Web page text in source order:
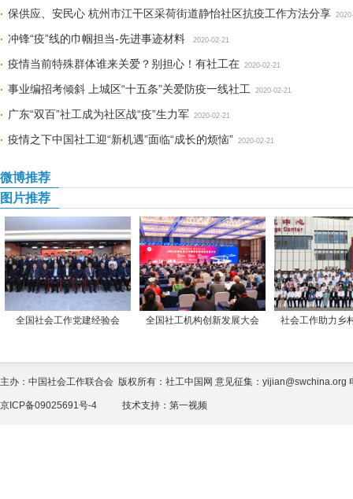
保供应、安民心 杭州市江干区采荷街道静怡社区抗疫工作方法分享
冲锋“疫”线的巾帼担当-先进事迹材料 2020-02-21
疫情当前特殊群体谁来关爱？别担心！有社工在 2020-02-21
事业编招考倾斜 上城区“十五条”关爱防疫一线社工 2020-02-21
广东“双百”社工成为社区战“疫”生力军 2020-02-21
疫情之下中国社工迎“新机遇”面临“成长的烦恼” 2020-02-21
微博推荐
图片推荐
全国社会工作党建经验会 全国社工机构创新发展大会 社会工作助力乡
主办：中国社会工作联合会 版权所有：社工中国网 意见征集：yijian@swchina.org
京ICP备09025691号-4 技术支持： 第一视频